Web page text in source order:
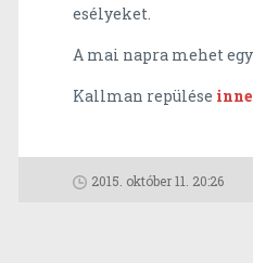
esélyeket.
A mai napra mehet
Kallman repülése
2015. október 11. 20:26